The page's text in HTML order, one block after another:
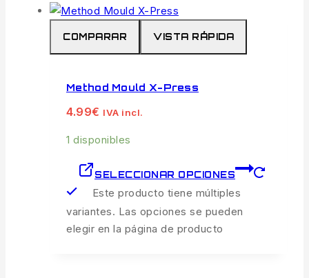
COMPARAR VISTA RÁPIDA
Method Mould X-Press
4.99€ IVA incl.
1 disponibles
SELECCIONAR OPCIONES
Este producto tiene múltiples
variantes. Las opciones se pueden
elegir en la página de producto